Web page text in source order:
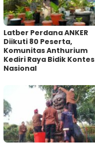
‎Latber Perdana ANKER
Diikuti 80 Peserta,
Komunitas Anthurium
Kediri Raya Bidik Kontes
Nasional